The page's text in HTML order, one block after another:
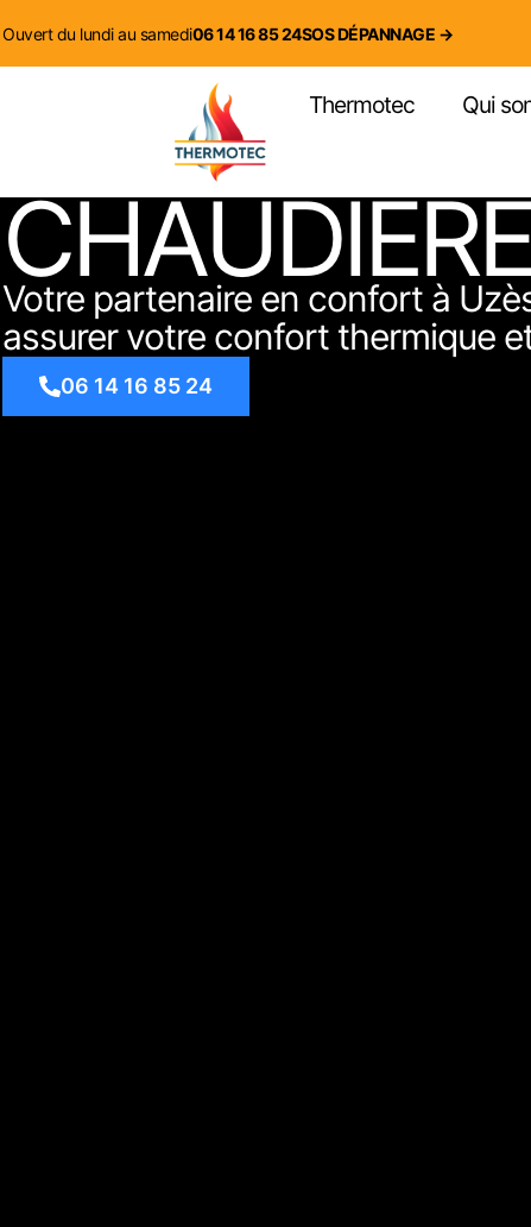
principal
Ouvert du lundi au samedi06 14 16 85 24SOS DÉPANNAGE →
Thermotec Qui
Votre partenaire en confort à
assurer votre confort thermique
06 14 16 85 24